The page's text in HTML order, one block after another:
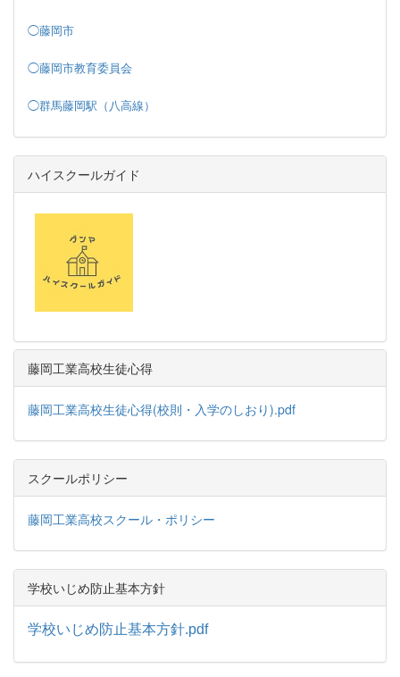
◯藤岡市
◯藤岡市教育委員会
◯群馬藤岡駅（八高線）
ハイスクールガイド
藤岡工業高校生徒心得
藤岡工業高校生徒心得(校則・入学のしおり).pdf
スクールポリシー
藤岡工業高校スクール・ポリシー
学校いじめ防止基本方針
学校いじめ防止基本方針.pdf